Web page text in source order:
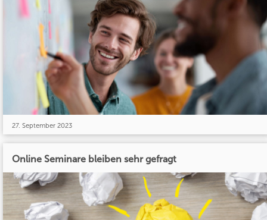
27. September 2023
Online Seminare bleiben sehr gefragt